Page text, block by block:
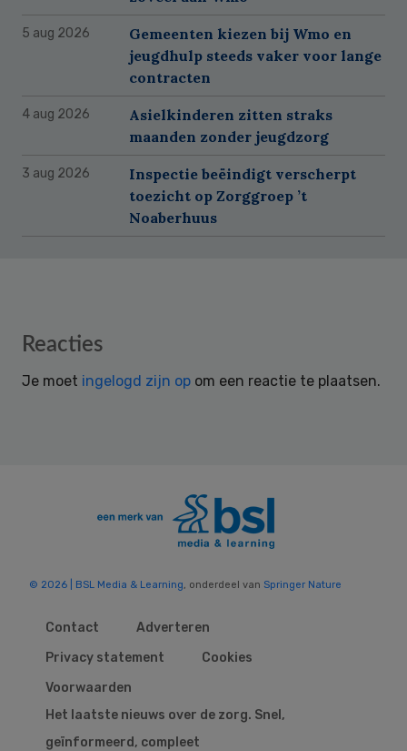
5 aug 2026
Gemeenten kiezen bij Wmo en
jeugdhulp steeds vaker voor lange
contracten
4 aug 2026
Asielkinderen zitten straks
maanden zonder jeugdzorg
3 aug 2026
Inspectie beëindigt verscherpt
toezicht op Zorggroep ’t
Noaberhuus
Reader
Reacties
Je moet ingelogd zijn op om een reactie te plaatsen.
© 2026 | BSL Media & Learning , onderdeel van Springer Nature
Contact
Adverteren
Privacy statement
Cookies
Voorwaarden
Het laatste nieuws over de zorg. Snel,
geïnformeerd, compleet